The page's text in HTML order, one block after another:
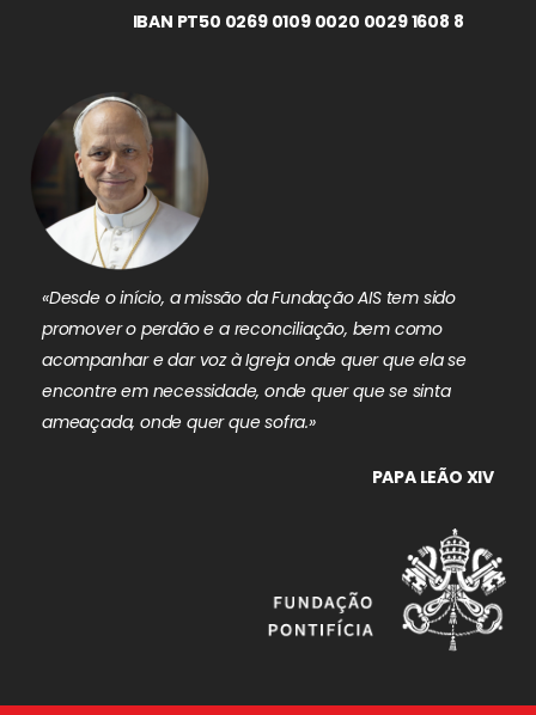
IBAN PT50 0269 0109 0020 0029 1608 8
«Desde o início, a missão da Fundação AIS tem sido
promover o perdão e a reconciliação, bem como
acompanhar e dar voz à Igreja onde quer que ela se
encontre em necessidade, onde quer que se sinta
ameaçada, onde quer que sofra.»
PAPA LEÃO XIV